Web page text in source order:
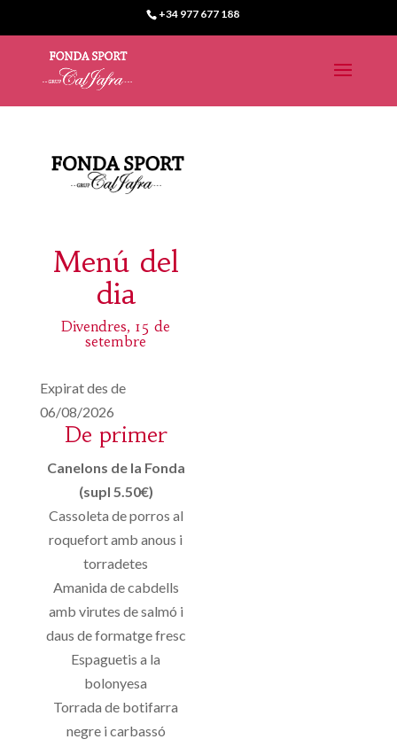
+34 977 677 188
Menú del
dia
Divendres, 15 de
setembre
Expirat des de
06/08/2026
De primer
Canelons de la Fonda
(supl 5.50€)
Cassoleta de porros al
roquefort amb anous i
torradetes
Amanida de cabdells
amb virutes de salmó i
daus de formatge fresc
Espaguetis a la
bolonyesa
Torrada de botifarra
negre i carbassó